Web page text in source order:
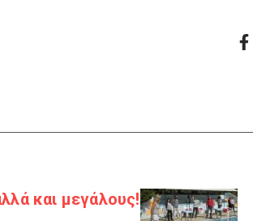
και μεγάλους!